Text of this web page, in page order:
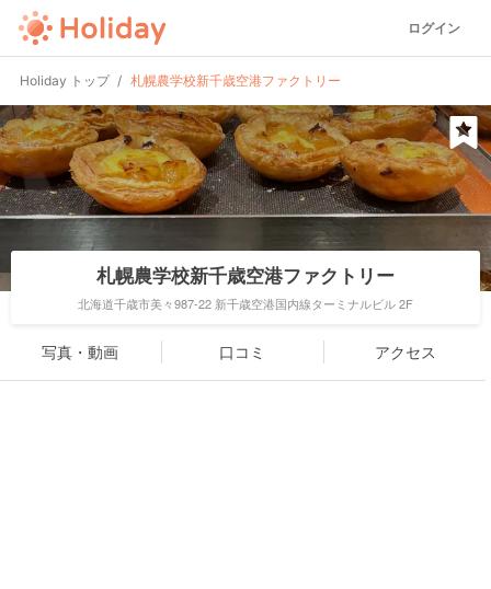
ログイン
Holiday トップ 札幌農学校新千歳空港ファクトリー
札幌農学校新千歳空港ファクトリー
北海道千歳市美々987-22 新千歳空港国内線ターミナルビル 2F
写真・動画 口コミ アクセス